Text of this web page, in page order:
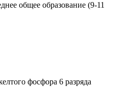
общее образование (9-11
фосфора 6 разряда